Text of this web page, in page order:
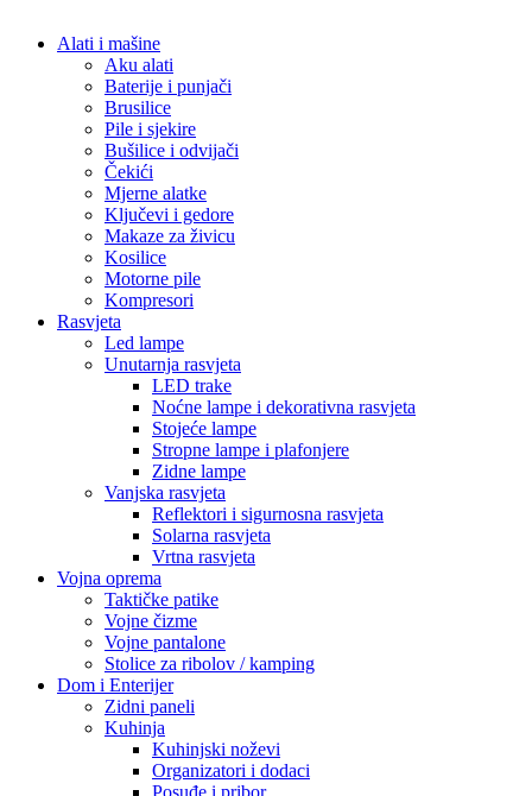
Alati i mašine
Aku alati
Baterije i punjači
Brusilice
Pile i sjekire
Bušilice i odvijači
Čekići
Mjerne alatke
Ključevi i gedore
Makaze za živicu
Kosilice
Motorne pile
Kompresori
Rasvjeta
Led lampe
Unutarnja rasvjeta
LED trake
Noćne lampe i dekorativna rasvjeta
Stojeće lampe
Stropne lampe i plafonjere
Zidne lampe
Vanjska rasvjeta
Reflektori i sigurnosna rasvjeta
Solarna rasvjeta
Vrtna rasvjeta
Vojna oprema
Taktičke patike
Vojne čizme
Vojne pantalone
Stolice za ribolov / kamping
Dom i Enterijer
Zidni paneli
Kuhinja
Kuhinjski noževi
Organizatori i dodaci
Posuđe i pribor